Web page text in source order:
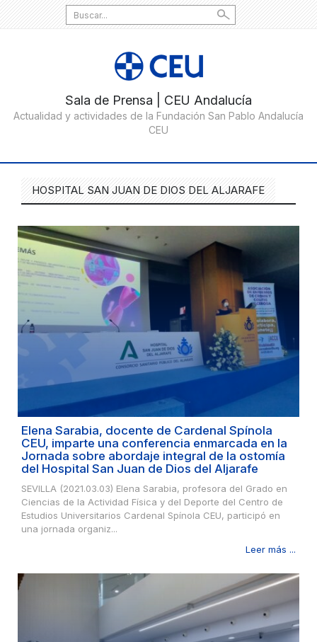
Search
for:
HOSPITAL SAN JUAN DE DIOS DEL ALJARAFE
Elena Sarabia, docente de Cardenal Spínola
CEU, imparte una conferencia enmarcada en la
Jornada sobre abordaje integral de la ostomía
del Hospital San Juan de Dios del Aljarafe
SEVILLA (2021.03.03) Elena Sarabia, profesora del Grado en
Ciencias de la Actividad Física y del Deporte del Centro de
Estudios Universitarios Cardenal Spínola CEU, participó en
una jornada organiz...
Leer más ...